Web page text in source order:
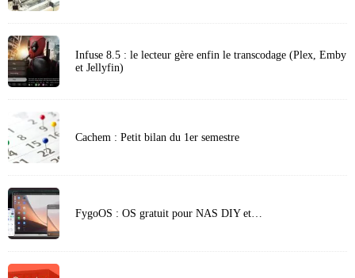
Infuse 8.5 : le lecteur gère enfin le transcodage (Plex, Emby
et Jellyfin)
Cachem : Petit bilan du 1er semestre
FygoOS : OS gratuit pour NAS DIY et…